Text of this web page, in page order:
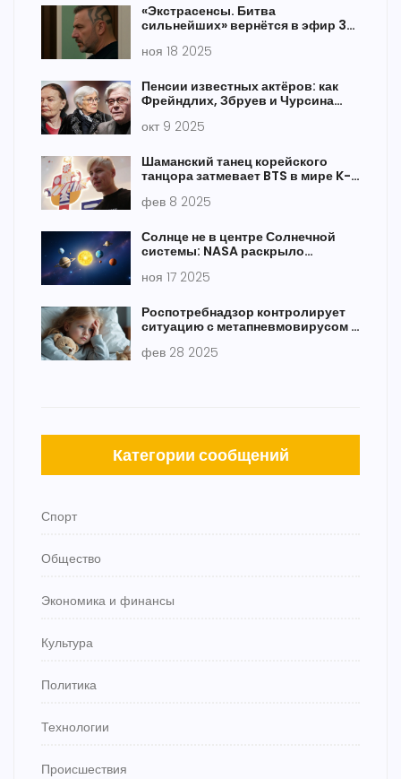
«Экстрасенсы. Битва
сильнейших» вернётся в эфир 30
вымирающей башкирской
ноя 18 2025
Пенсии известных актёров: как
Фрейндлих, Збруев и Чурсина
окт 9 2025
Шаманский танец корейского
танцора затмевает BTS в мире K-
фев 8 2025
Солнце не в центре Солнечной
системы: NASA раскрыло
ноя 17 2025
Роспотребнадзор контролирует
ситуацию с метапневмовирусом в
фев 28 2025
Категории сообщений
Спорт
Общество
Экономика и финансы
Культура
Политика
Технологии
Происшествия